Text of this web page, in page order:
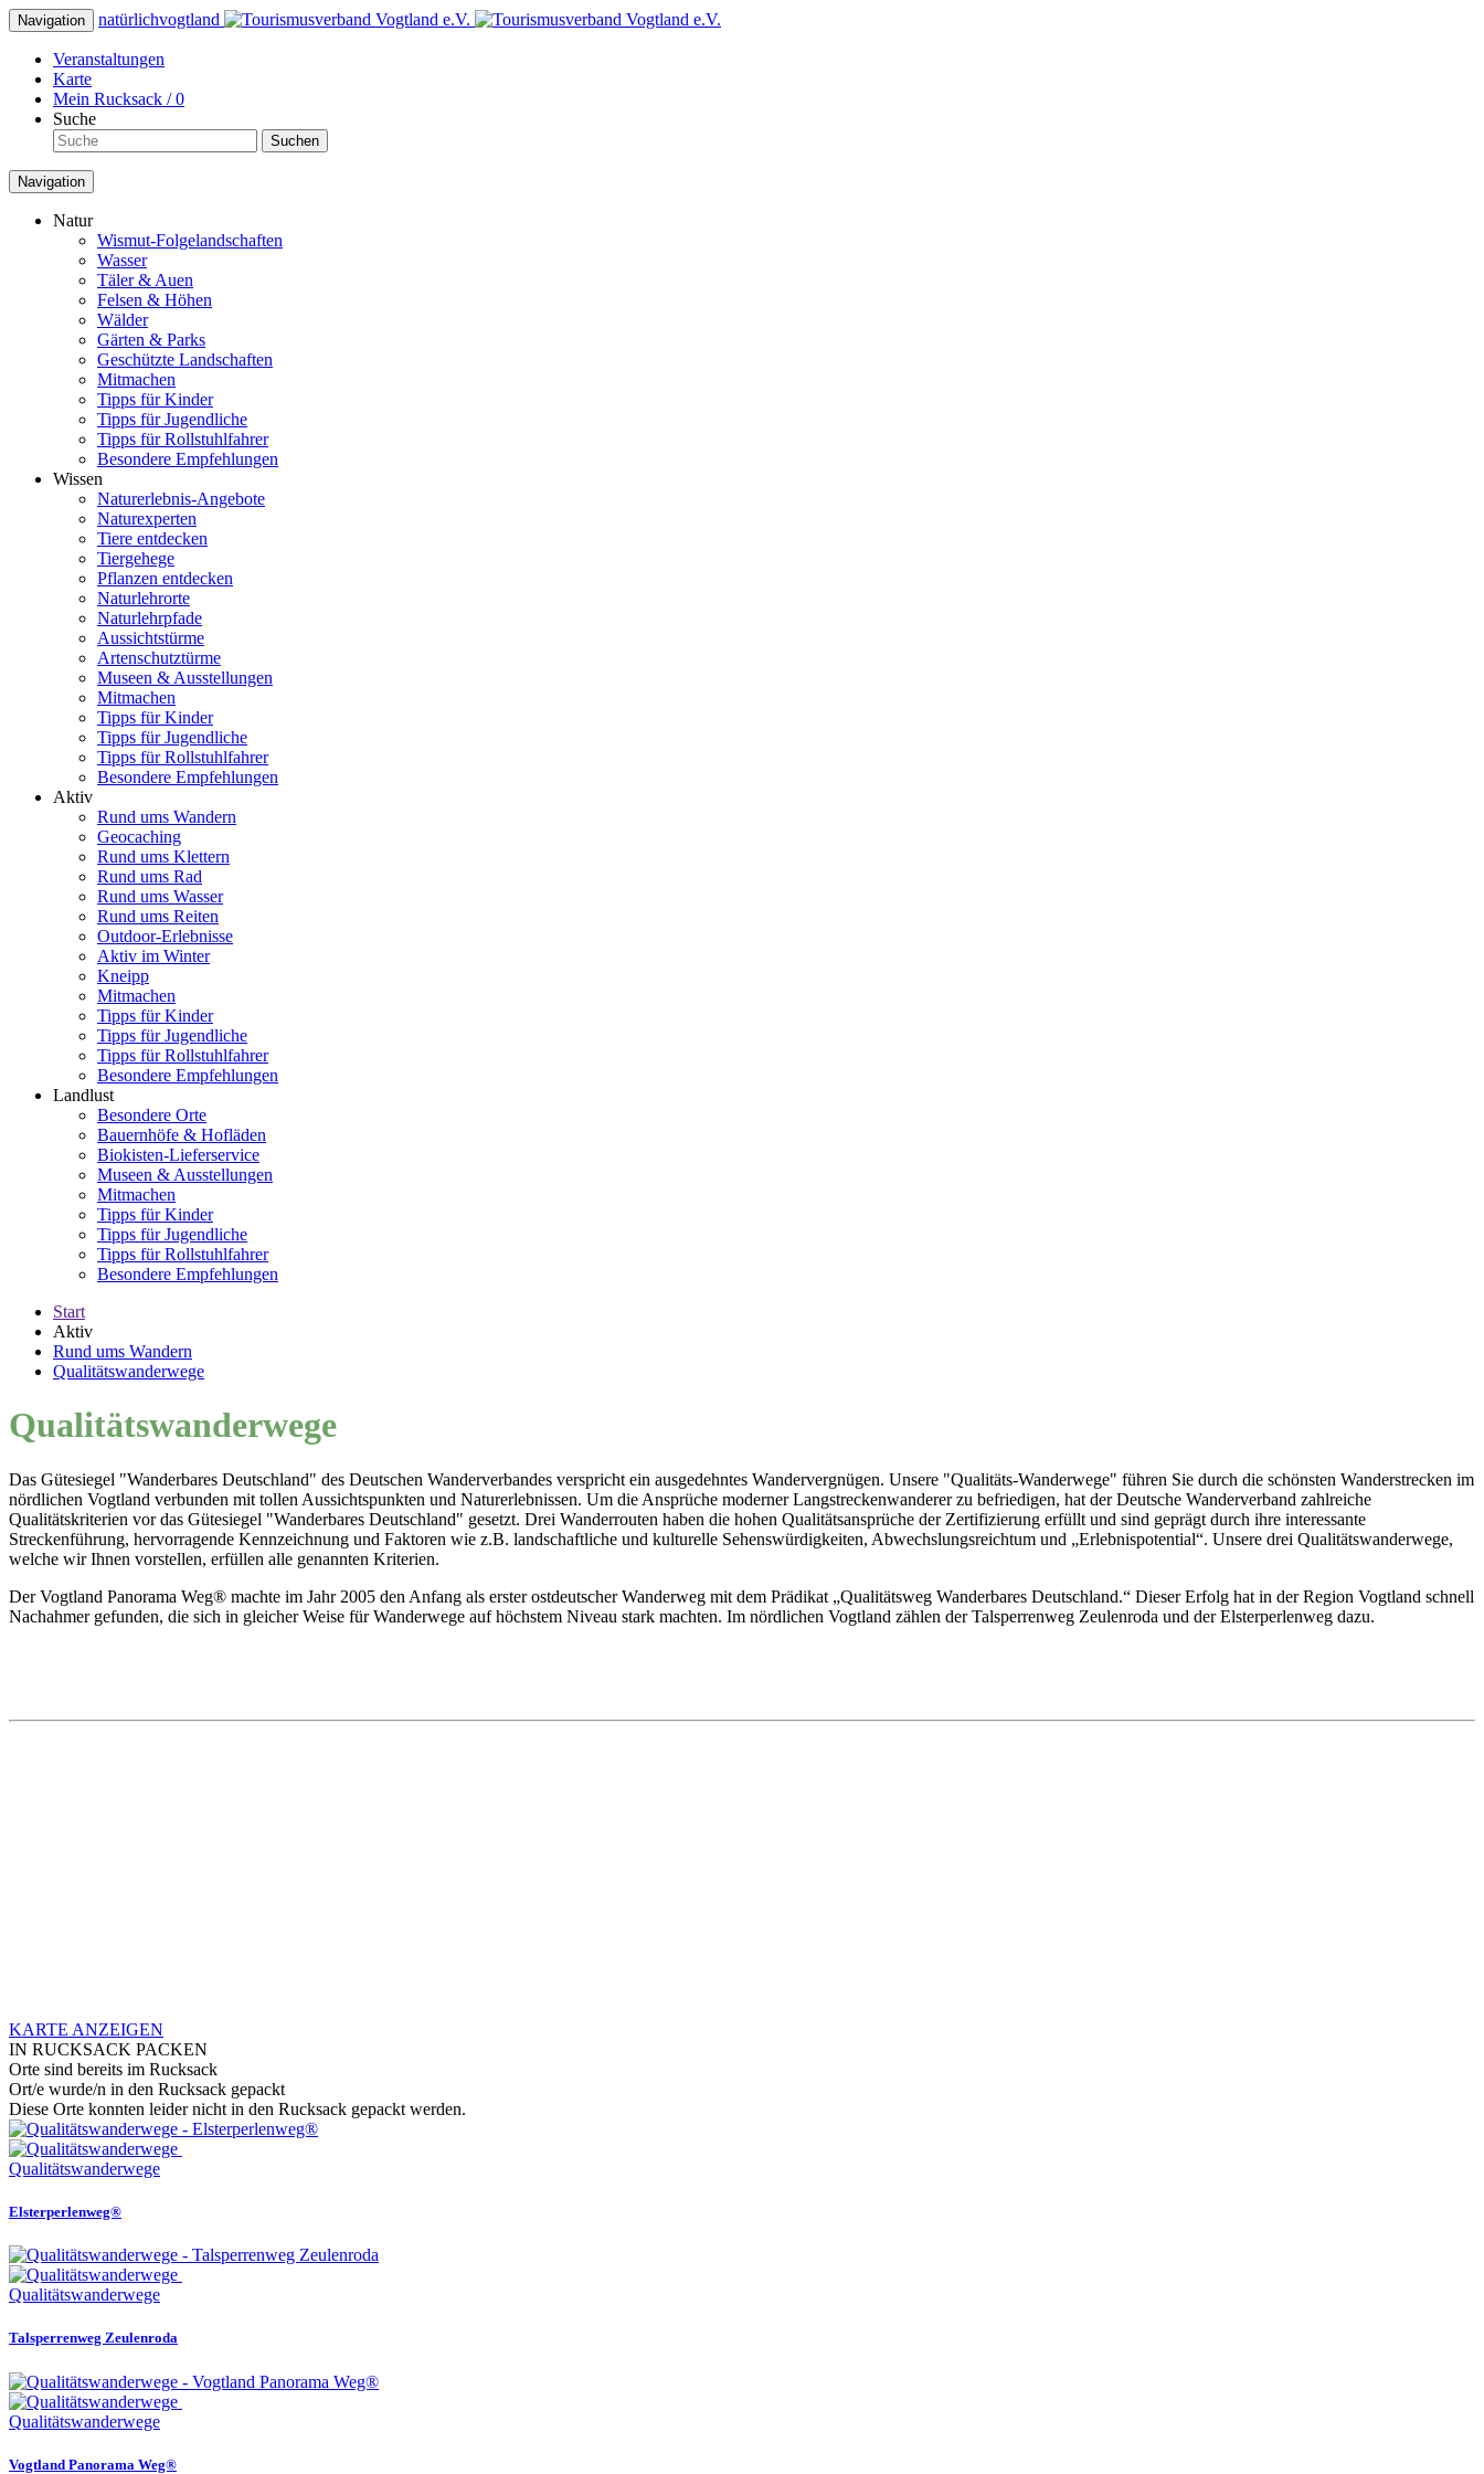
Navigation natürlichvogtland
Veranstaltungen
Karte
Mein Rucksack /0
Suche
Suchen
Navigation
Natur
Wismut-Folgelandschaften
Wasser
Täler & Auen
Felsen & Höhen
Wälder
Gärten & Parks
Geschützte Landschaften
Mitmachen
Tipps für Kinder
Tipps für Jugendliche
Tipps für Rollstuhlfahrer
Besondere Empfehlungen
Wissen
Naturerlebnis-Angebote
Naturexperten
Tiere entdecken
Tiergehege
Pflanzen entdecken
Naturlehrorte
Naturlehrpfade
Aussichtstürme
Artenschutztürme
Museen & Ausstellungen
Mitmachen
Tipps für Kinder
Tipps für Jugendliche
Tipps für Rollstuhlfahrer
Besondere Empfehlungen
Aktiv
Rund ums Wandern
Geocaching
Rund ums Klettern
Rund ums Rad
Rund ums Wasser
Rund ums Reiten
Outdoor-Erlebnisse
Aktiv im Winter
Kneipp
Mitmachen
Tipps für Kinder
Tipps für Jugendliche
Tipps für Rollstuhlfahrer
Besondere Empfehlungen
Landlust
Besondere Orte
Bauernhöfe & Hofläden
Biokisten-Lieferservice
Museen & Ausstellungen
Mitmachen
Tipps für Kinder
Tipps für Jugendliche
Tipps für Rollstuhlfahrer
Besondere Empfehlungen
Start
Aktiv
Rund ums Wandern
Qualitätswanderwege
Qualitätswanderwege
Das Gütesiegel "Wanderbares Deutschland" des Deutschen Wanderverbandes verspricht ein ausgedehntes Wandervergnügen. Unsere "Qualitäts-Wanderwege" führen Sie durch die schönsten Wanderstrecken im
nördlichen Vogtland verbunden mit tollen Aussichtspunkten und Naturerlebnissen. Um die Ansprüche moderner Langstreckenwanderer zu befriedigen, hat der Deutsche Wanderverband zahlreiche
Qualitätskriterien vor das Gütesiegel "Wanderbares Deutschland" gesetzt. Drei Wanderrouten haben die hohen Qualitätsansprüche der Zertifizierung erfüllt und sind geprägt durch ihre interessante
Streckenführung, hervorragende Kennzeichnung und Faktoren wie z.B. landschaftliche und kulturelle Sehenswürdigkeiten, Abwechslungsreichtum und „Erlebnispotential“. Unsere drei Qualitätswanderwege,
welche wir Ihnen vorstellen, erfüllen alle genannten Kriterien.
Der Vogtland Panorama Weg® machte im Jahr 2005 den Anfang als erster ostdeutscher Wanderweg mit dem Prädikat „Qualitätsweg Wanderbares Deutschland.“ Dieser Erfolg hat in der Region Vogtland schnell
Nachahmer gefunden, die sich in gleicher Weise für Wanderwege auf höchstem Niveau stark machten. Im nördlichen Vogtland zählen der Talsperrenweg Zeulenroda und der Elsterperlenweg dazu.
KARTE ANZEIGEN
IN RUCKSACK PACKEN
Orte sind bereits im Rucksack
Ort/e wurde/n in den Rucksack gepackt
Diese Orte konnten leider nicht in den Rucksack gepackt werden.
Qualitätswanderwege
Elsterperlenweg®
Qualitätswanderwege
Talsperrenweg Zeulenroda
Qualitätswanderwege
Vogtland Panorama Weg®